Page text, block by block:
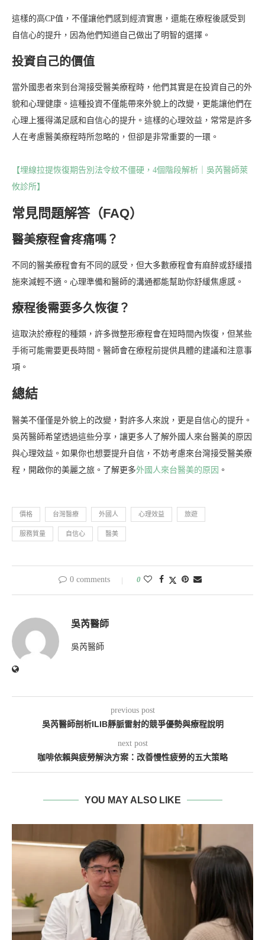
這樣的高CP值，不僅讓他們感到經濟實惠，還能在療程後感受到
自信心的提升，因為他們知道自己做出了明智的選擇。
投資自己的價值
當外國患者來到台灣接受醫美療程時，他們其實是在投資自己的外
貌和心理健康。這種投資不僅能帶來外貌上的改變，更能讓他們在
心理上獲得滿足感和自信心的提升。這樣的心理效益，常常是許多
人在考慮醫美療程時所忽略的，但卻是非常重要的一環。
【埋線拉提恢復期告別法令紋不僵硬，4個階段解析｜吳芮醫師萊
攸診所】
常見問題解答（FAQ）
醫美療程會疼痛嗎？
不同的醫美療程會有不同的感受，但大多數療程會有麻醉或舒緩措
施來減輕不適。心理準備和醫師的溝通都能幫助你舒緩焦慮感。
療程後需要多久恢復？
這取決於療程的種類，許多微整形療程會在短時間內恢復，但某些
手術可能需要更長時間。醫師會在療程前提供具體的建議和注意事
項。
總結
醫美不僅僅是外貌上的改變，對許多人來說，更是自信心的提升。
吳芮醫師希望透過這些分享，讓更多人了解外國人來台醫美的原因
與心理效益。如果你也想要提升自信，不妨考慮來台灣接受醫美療
程，開啟你的美麗之旅。了解更多外國人來台醫美的原因 。
價格 台灣醫療 外國人 心理效益 旅遊
服務質量 自信心 醫美
0 comments 0
吳芮醫師
吳芮醫師
previous post
吳芮醫師剖析ILIB靜脈雷射的競爭優勢與療程說明
next post
咖啡依賴與疲勞解決方案：改善慢性疲勞的五大策略
YOU MAY ALSO LIKE